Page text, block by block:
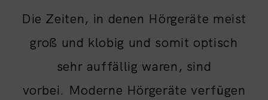
Die Zeiten, in denen Hörgeräte meist
groß und klobig und somit optisch
sehr auffällig waren, sind
vorbei. Moderne Hörgeräte verfügen